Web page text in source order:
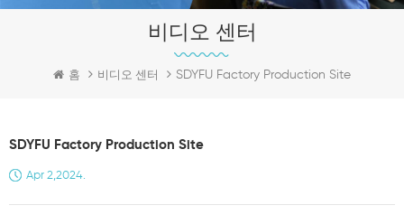
비디오 센터
홈 비디오 센터 SDYFU Factory Production Site
SDYFU Factory Production Site
Apr 2,2024.